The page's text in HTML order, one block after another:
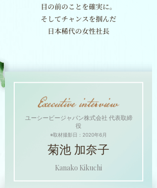
目の前のことを確実に。
そしてチャンスを掴んだ
日本稀代の女性社長
ユーシービージャパン株式会社 代表取締
役
菊池 加奈子
Kanako Kikuchi
※取材撮影日：2020年6月